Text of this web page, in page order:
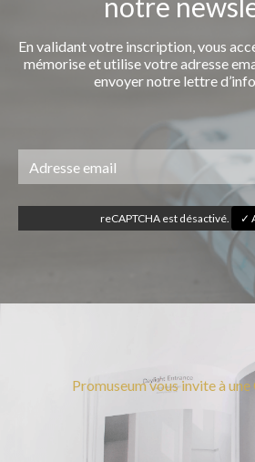
En validant votre inscription, vous
mémorise et utilise votre adresse
envoyer notre lettre
reCAPTCHA est désactivé. ✓
Promuseum vous invite à